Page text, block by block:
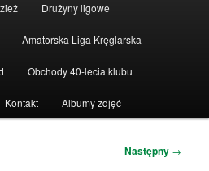
Drużyny ligowe
Amatorska Liga Kręglarska
Obchody 40-lecia klubu
Kontakt Albumy zdjęć
Następny →